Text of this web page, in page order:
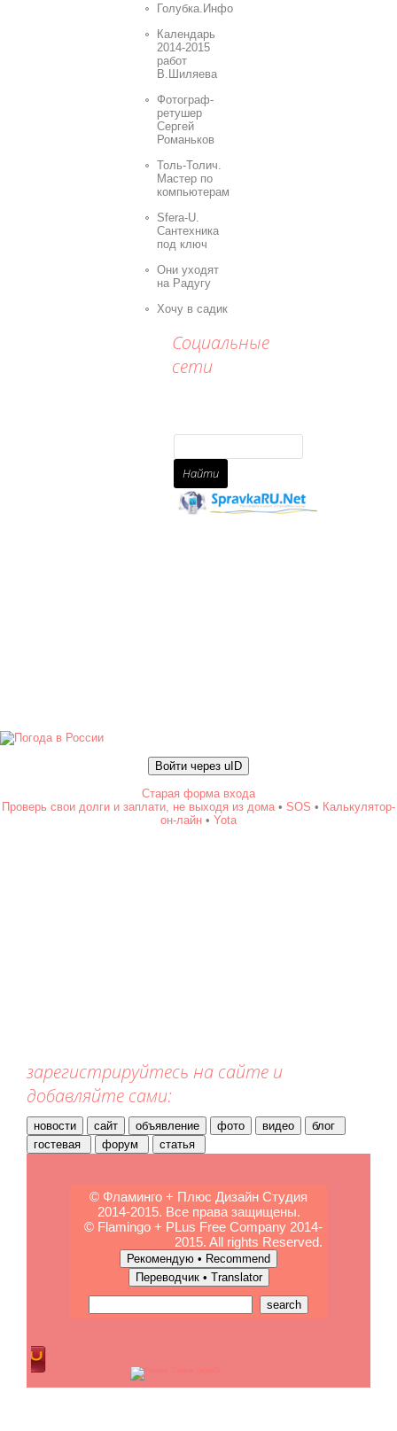
Голубка.Инфо
Календарь
2014-2015
работ
В.Шиляева
Фотограф-
ретушер
Сергей
Романьков
Толь-Толич.
Мастер по
компьютерам
Sfera-U.
Сантехника
под ключ
Они уходят
на Радугу
Хочу в садик
Социальные
сети
Войти через uID
Старая форма входа
Проверь свои долги и заплати, не выходя из дома • SOS • Калькулятор-
он-лайн • Yota
зарегистрируйтесь на сайте и
добавляйте сами:
© Фламинго + Плюс Дизайн Студия
2014-2015. Все права защищены.
© Flamingo + PLus Free Company 2014-
2015. All rights Reserved.